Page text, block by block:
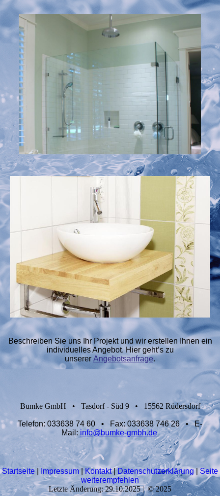
Beschreiben Sie uns Ihr Projekt und wir erstellen Ihnen ein
individuelles Angebot. Hier geht’s zu
unserer Angebotsanfrage.
Bumke GmbH • Tasdorf - Süd 9 • 15562 Rüdersdorf
Telefon: 033638 74 60 • Fax: 033638 746 26•E-
Mail: info@bumke-gmbh.de
Startseite Impressum|Kontakt|Datenschutzerklärung|Seite
weiterempfehlen
Letzte Änderung: 29.10.2025 | © 2025